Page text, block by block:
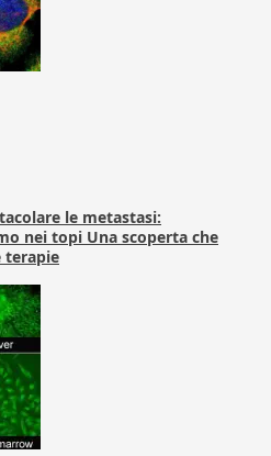
le metastasi:
nei topi Una scoperta che
terapie